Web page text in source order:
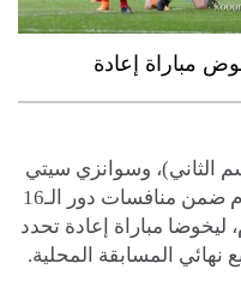
مباراة إعادة
الثاني)، وسوانزي سيتي
(البريمييرليج) بالتعادل السلبي اليوم ضمن منافسات دور الـ16
ليخوضا مباراة إعادة تحدد
نهائي المسابقة المحلية.